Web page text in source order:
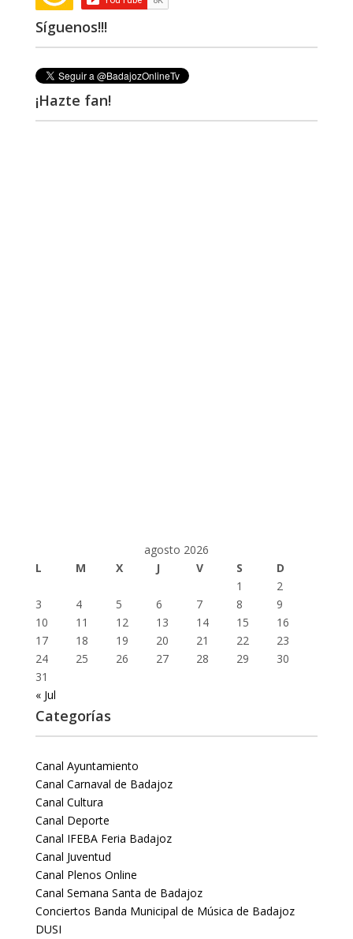
Síguenos!!!
¡Hazte fan!
agosto 2026
L
M X J V S
D
1
2
3
4 5 6 7 8
9
10
11 12 13 14 15
16
17
18 19 20 21 22
23
24
25 26 27 28 29
30
31
« Jul
Categorías
Canal Ayuntamiento
Canal Carnaval de Badajoz
Canal Cultura
Canal Deporte
Canal IFEBA Feria Badajoz
Canal Juventud
Canal Plenos Online
Canal Semana Santa de Badajoz
Conciertos Banda Municipal de Música de Badajoz
DUSI